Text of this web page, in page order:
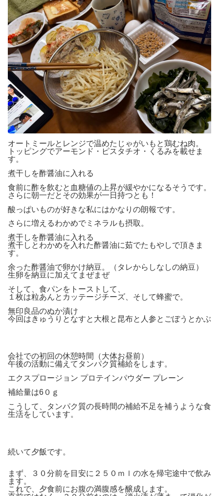
オートミールとレンジで温めたじゃがいもと鶏むね肉。
トッピングでアーモンド・ピスタチオ・くるみを載せま
す。
煮干しを酢醤油に入れる
食前に酢を飲むと血糖値の上昇が緩やかになるそうです。
さらに朝一だとその効果が一日持つとも！
酸っぱいものが好きな私にはかなりの朗報です。
さらに増えるわかめでミネラルも摂取。
煮干しを酢醤油に入れる
煮干しとわかめを入れた酢醤油に茹でたもやしで頂きま
す。
余った酢醤油で卵かけ納豆。（タレからしなしの納豆）
生卵を納豆に加えてまぜまぜ
そして、食パンをトーストして、
１枚は粒あんとカッテージチーズ、そして蜂蜜で。
無印良品のぬか漬け
今回はきゅうりとなすと大根と昆布と人参とごぼうとかぶ
会社での初回の休憩時間（大体お昼前）
午後の活動に備えてタンパク質補給をします。
エクスプロージョン プロテインパウダー プレーン
補給量は6０ｇ
こうして、タンパク質の長時間の補給不足を補うような食
生活をしています。
続いて夕飯です。
まず、３０分前を目安に２５０ｍｌの水を帰宅途中で飲み
ます。
これで、夕食前にお腹の満腹感を醸成します。